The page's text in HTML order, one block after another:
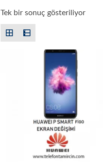
Tek bir sonuç gösteriliyor